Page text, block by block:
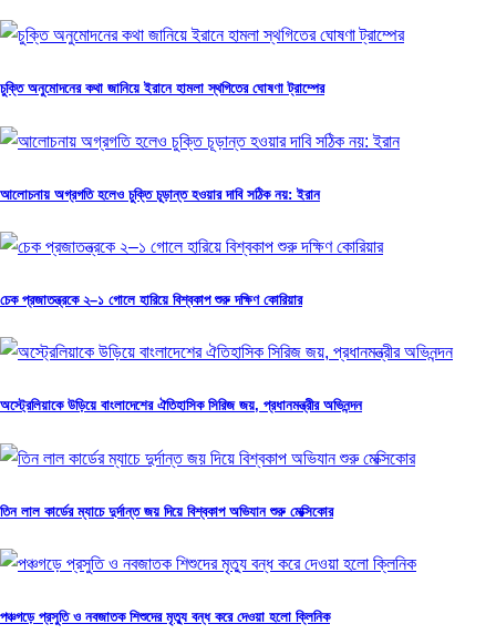
চুক্তি অনুমোদনের কথা জানিয়ে ইরানে হামলা স্থগিতের ঘোষণা ট্রাম্পের
আলোচনায় অগ্রগতি হলেও চুক্তি চূড়ান্ত হওয়ার দাবি সঠিক নয়: ইরান
চেক প্রজাতন্ত্রকে ২–১ গোলে হারিয়ে বিশ্বকাপ শুরু দক্ষিণ কোরিয়ার
অস্ট্রেলিয়াকে উড়িয়ে বাংলাদেশের ঐতিহাসিক সিরিজ জয়, প্রধানমন্ত্রীর অভিনন্দন
তিন লাল কার্ডের ম্যাচে দুর্দান্ত জয় দিয়ে বিশ্বকাপ অভিযান শুরু মেক্সিকোর
পঞ্চগড়ে প্রসুতি ও নবজাতক শিশুদের মৃত্যু বন্ধ করে দেওয়া হলো ক্লিনিক